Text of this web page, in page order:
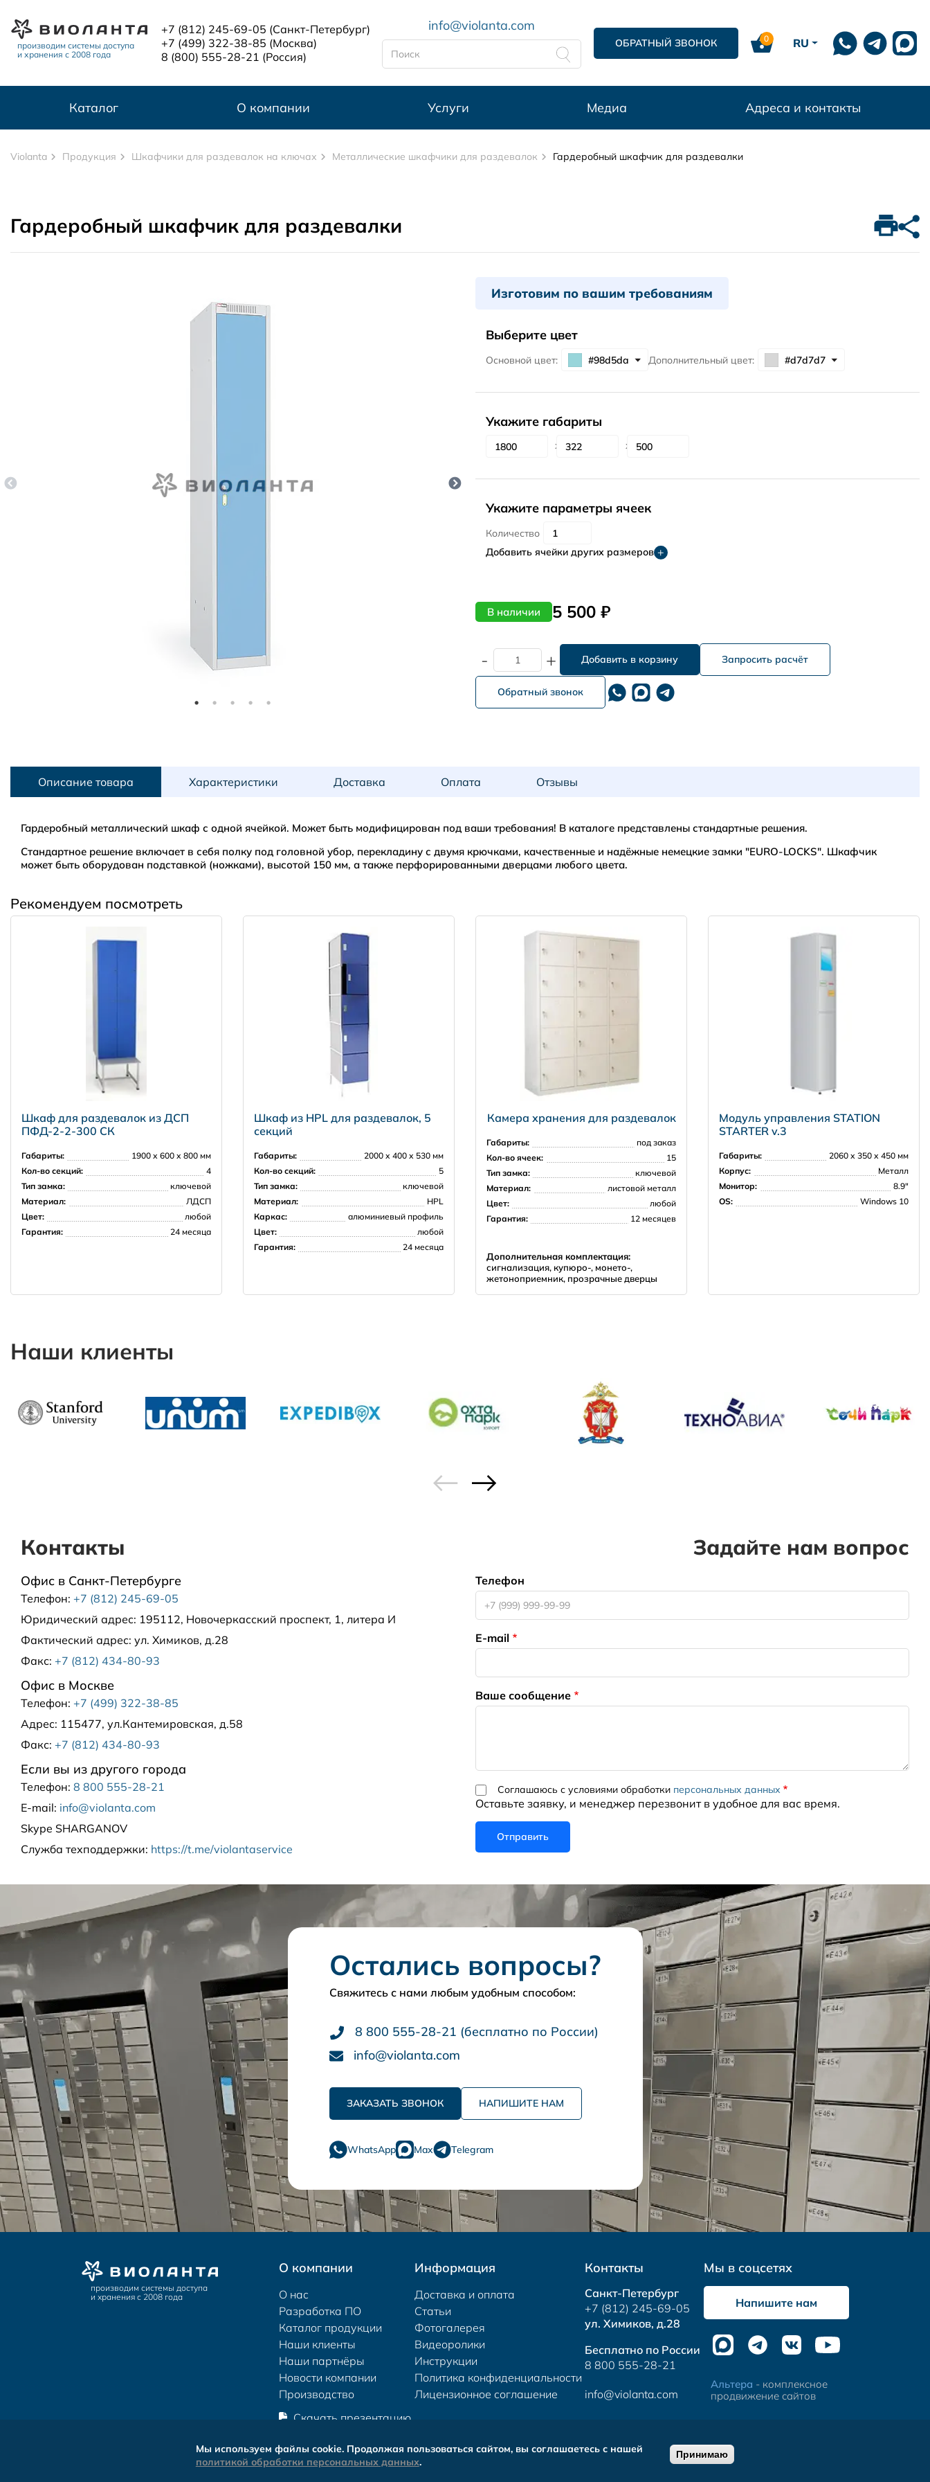
производим системы доступа
и хранения с 2008 года
+7 (812) 245-69-05 (Санкт-Петербург)
+7 (499) 322-38-85 (Москва)
8 (800) 555-28-21 (Россия)
info@violanta.com
ОБРАТНЫЙ ЗВОНОК 0 RU
Каталог О компании Услуги Медиа Адреса и контакты
Violanta Продукция Шкафчики для раздевалок на ключах Металлические шкафчики для раздевалок Гардеробный шкафчик для раздевалки
Гардеробный шкафчик для раздевалки
Изготовим по вашим требованиям
Выберите цвет
Основной цвет: Дополнительный цвет:
Укажите габариты
Укажите параметры ячеек
Количество
Добавить ячейки других размеров
В наличии 5 500 ₽
- + Запросить расчёт
Обратный звонок
Описание товара Характеристики Доставка Оплата Отзывы
Гардеробный металлический шкаф с одной ячейкой. Может быть модифицирован под ваши требования! В каталоге представлены стандартные решения.
Стандартное решение включает в себя полку под головной убор, перекладину с двумя крючками, качественные и надёжные немецкие замки "EURO-LOCKS". Шкафчик
может быть оборудован подставкой (ножками), высотой 150 мм, а также перфорированными дверцами любого цвета.
Габариты:
Кол-во секций:
1
ключевой
22,3 кг
Москва и Московская область
5000 рублей в пределах МКАД
Регионы РФ
Доставка за рубеж
Рекомендуем посмотреть
Шкаф для раздевалок из ДСП
ПФД-2-2-300 СК
Габариты:
1900 х 600 х 800 мм
Кол-во секций:
4
Тип замка:
ключевой
Материал:
ЛДСП
Цвет:
любой
Гарантия:
24 месяца
Шкаф из HPL для раздевалок, 5
секций
Габариты:
2000 х 400 х 530 мм
Кол-во секций:
5
Тип замка:
ключевой
Материал:
HPL
Каркас:
алюминиевый профиль
Цвет:
любой
Гарантия:
24 месяца
Камера хранения для раздевалок
Габариты:
под заказ
Кол-во ячеек:
15
Тип замка:
ключевой
Материал:
листовой металл
Цвет:
любой
Гарантия:
12 месяцев
Дополнительная комплектация:
сигнализация, купюро-, монето-,
жетоноприемник, прозрачные дверцы
Модуль управления STATION
STARTER v.3
Габариты:
2060 х 350 х 450 мм
Корпус:
Металл
Монитор:
8.9"
OS:
Windows 10
Наши клиенты
Контакты
Офис в Санкт-Петербурге
Телефон: +7 (812) 245-69-05
Юридический адрес: 195112, Новочеркасский проспект, 1, литера И
Фактический адрес: ул. Химиков, д.28
Факс: +7 (812) 434-80-93
Офис в Москве
Телефон: +7 (499) 322-38-85
Адрес: 115477, ул.Кантемировская, д.58
Факс: +7 (812) 434-80-93
Если вы из другого города
Телефон: 8 800 555-28-21
E-mail: info@violanta.com
Skype SHARGANOV
Служба техподдержки: https://t.me/violantaservice
Задайте нам вопрос
Телефон
E-mail
Ваше сообщение
Соглашаюсь с условиями обработки персональных данных
Оставьте заявку, и менеджер перезвонит в удобное для вас время.
Остались вопросы?
Свяжитесь с нами любым удобным способом:
8 800 555-28-21 (бесплатно по России)
info@violanta.com
ЗАКАЗАТЬ ЗВОНОК НАПИШИТЕ НАМ
WhatsApp Max Telegram
производим системы доступа
и хранения с 2008 года
О компании
О нас
Разработка ПО
Каталог продукции
Наши клиенты
Наши партнёры
Новости компании
Производство
Скачать презентацию
Информация
Доставка и оплата
Статьи
Фотогалерея
Видеоролики
Инструкции
Политика конфиденциальности
Лицензионное соглашение
Контакты
Санкт-Петербург
+7 (812) 245-69-05
ул. Химиков, д.28
Бесплатно по России
8 800 555-28-21
info@violanta.com
Мы в соцсетях
Напишите нам
Альтера - комплексное
продвижение сайтов
Мы используем файлы cookie. Продолжая пользоваться сайтом, вы соглашаетесь с нашей
политикой обработки персональных данных.
Принимаю